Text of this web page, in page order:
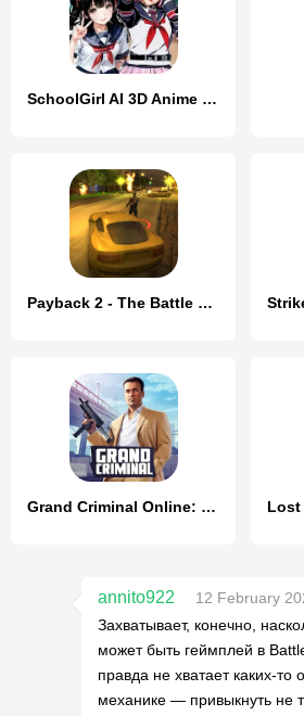
SchoolGirl AI 3D Anime Sandbox
Payback 2 - The Battle Sandbox
Grand Criminal Online: Sandbox
annito922
12 February
Захватывает, конечно,
может быть геймплей в
правда не хватает каких-то
механике — привыкнуть не